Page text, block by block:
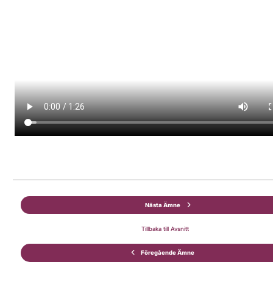
Föregående Ämne
Tillbaka till Avsnitt
Nästa Ämne